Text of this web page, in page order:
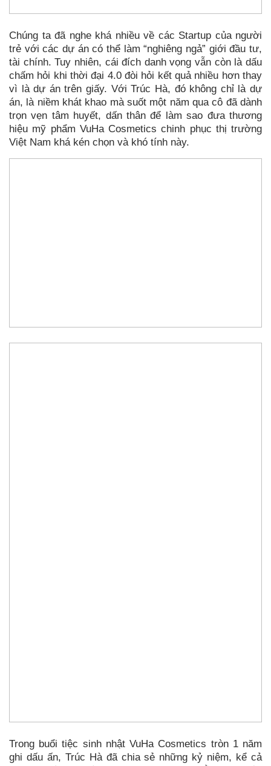
Chúng ta đã nghe khá nhiều về các Startup của người
trẻ với các dự án có thể làm “nghiêng ngả” giới đầu tư,
tài chính. Tuy nhiên, cái đích danh vọng vẫn còn là dấu
chấm hỏi khi thời đại 4.0 đòi hỏi kết quả nhiều hơn thay
vì là dự án trên giấy. Với Trúc Hà, đó không chỉ là dự
án, là niềm khát khao mà suốt một năm qua cô đã dành
trọn vẹn tâm huyết, dấn thân để làm sao đưa thương
hiệu mỹ phẩm VuHa Cosmetics chinh phục thị trường
Việt Nam khá kén chọn và khó tính này.
Trong buổi tiệc sinh nhật VuHa Cosmetics tròn 1 năm
ghi dấu ấn, Trúc Hà đã chia sẻ những kỷ niệm, kể cả